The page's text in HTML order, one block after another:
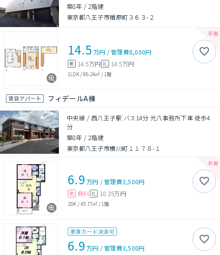
築8年 / 2階建
東京都八王子市楢原町３６３-２
14.5 万円 /管理費8,000円
敷 14.5万円 礼 14.5万円
1LDK/86.24㎡ / 1階
賃貸アパート フィデールA棟
中央線 / 西八王子駅 バス14分 元八事務所下車 徒歩4
分
築8年 / 2階建
東京都八王子市横川町１１７８-１
6.9 万円 /管理費3,500円
敷 無料 礼 10.35万円
2DK /45.77㎡ / 1階
家賃カード決済可
6.9 万円 /管理費3,500円